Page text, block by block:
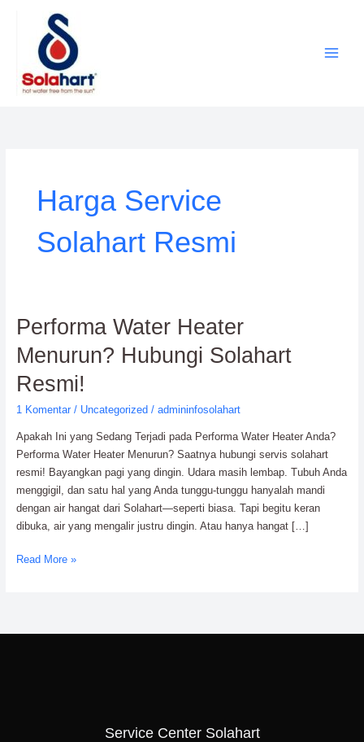
Harga Service
Solahart Resmi
Performa Water Heater
Menurun? Hubungi Solahart
Resmi!
1 Komentar / Uncategorized / admininfosolahart
Apakah Ini yang Sedang Terjadi pada Performa Water Heater Anda?
Performa Water Heater Menurun? Saatnya hubungi servis solahart
resmi! Bayangkan pagi yang dingin. Udara masih lembap. Tubuh Anda
menggigil, dan satu hal yang Anda tunggu-tunggu hanyalah mandi
dengan air hangat dari Solahart—seperti biasa. Tapi begitu keran
dibuka, air yang mengalir justru dingin. Atau hanya hangat […]
Performa
Water
Heater
Menurun?
Hubungi
Solahart
Read More »
Service Center Solahart